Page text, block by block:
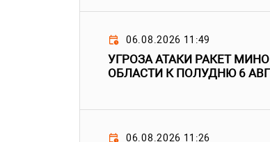
06.08.2026 11:49
УГРОЗА АТАКИ РАКЕТ
ОБЛАСТИ К ПОЛУДНЮ 6
06.08.2026 11:26